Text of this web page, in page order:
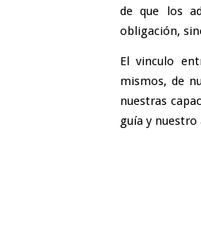
de que los
obligación,
El vinculo
mismos, de
nuestras
guía y